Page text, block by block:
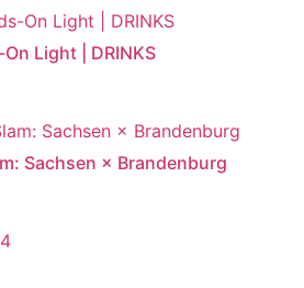
Light | DRINKS
Sachsen × Brandenburg